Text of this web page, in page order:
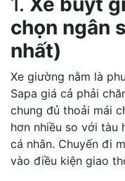
chọn ngân
nhất)
Xe giường nằm là
Sapa giá cả phải
chung đủ thoải mái
hơn nhiều so với tàu
cá nhân. Chuyến đi
vào điều kiện giao